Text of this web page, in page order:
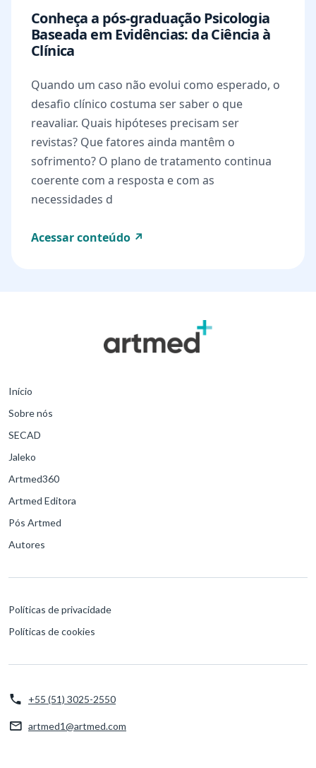
Conheça a pós-graduação Psicologia
Baseada em Evidências: da Ciência à
Clínica
Quando um caso não evolui como esperado, o
desafio clínico costuma ser saber o que
reavaliar. Quais hipóteses precisam ser
revistas? Que fatores ainda mantêm o
sofrimento? O plano de tratamento continua
coerente com a resposta e com as
necessidades d
Acessar conteúdo ↗
Início
Sobre nós
SECAD
Jaleko
Artmed360
Artmed Editora
Pós Artmed
Autores
Políticas de privacidade
Políticas de cookies
+55 (51) 3025-2550
artmed1@artmed.com